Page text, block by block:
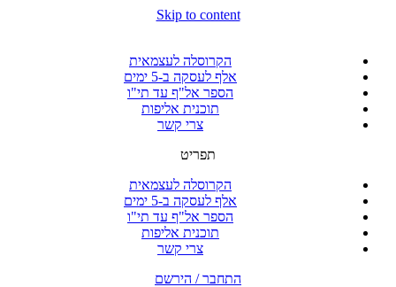
Skip to content
הקרוסלה לעצמאית
אלף לעסקה ב-5 ימים
הספר אל"ף עד תי"ו
תוכנית אליפות
צרי קשר
תפריט
הקרוסלה לעצמאית
אלף לעסקה ב-5 ימים
הספר אל"ף עד תי"ו
תוכנית אליפות
צרי קשר
התחבר / הירשם